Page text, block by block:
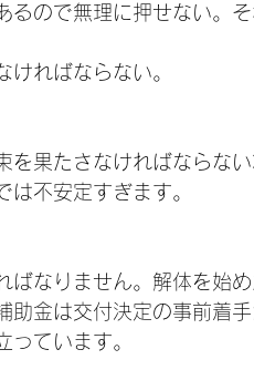
るので無理に押せない。そ
ればならない。
を果たさなければならな
不安定すぎます。
ばなりません。解体を始め
助金は交付決定の事前着
ています。